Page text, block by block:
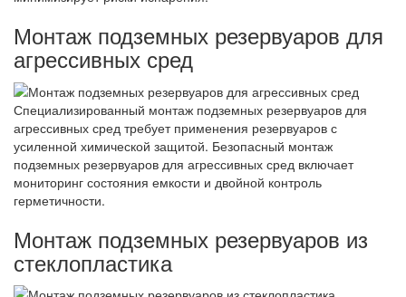
Монтаж подземных резервуаров для
агрессивных сред
Специализированный монтаж подземных резервуаров для
агрессивных сред требует применения резервуаров с
усиленной химической защитой. Безопасный монтаж
подземных резервуаров для агрессивных сред включает
мониторинг состояния емкости и двойной контроль
герметичности.
Монтаж подземных резервуаров из
стеклопластика